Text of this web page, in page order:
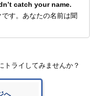
catch your name.
す。あなたの名前は聞
トライしてみませんか？
へ